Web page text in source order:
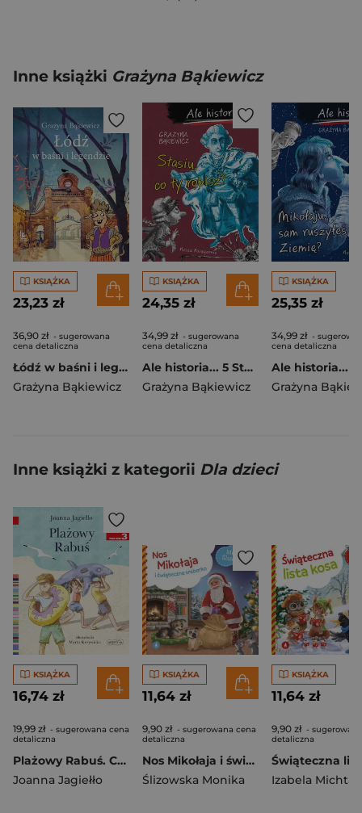
Inne książki Grażyna Bąkiewicz
KSIĄŻKA
23,23 zł
36,90 zł - sugerowana
cena detaliczna
Łódź w baśni i legendzie. Baśnie i legendy polskie
Grażyna Bąkiewicz
KSIĄŻKA
24,35 zł
34,99 zł - sugerowana
cena detaliczna
Ale historia... 5 Stasiu, co ty robisz?
Grażyna Bąkiewicz
KSIĄŻKA
25,35 zł
34,99 zł -
cena detaliczna
Grażyna
Inne książki z kategorii Dla dzieci
KSIĄŻKA
16,74 zł
19,99 zł - sugerowana cena
detaliczna
Plażowy Rabuś. Czytam sobie. Poziom 3
Joanna Jagiełło
KSIĄŻKA
11,64 zł
9,90 zł - sugerowana cena
detaliczna
Nos Mikołaja i świąteczne sreberko
Ślizowska Monika
KSIĄŻKA
11,64 zł
9,90 zł -
detaliczna
Izabela Michta